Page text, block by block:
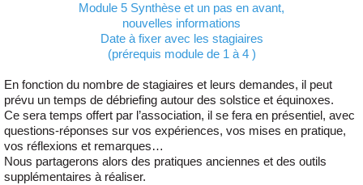
Module 5 Synthèse et un pas en avant,
nouvelles informations
Date à fixer avec les stagiaires
(prérequis module de 1 à 4 )
En fonction du nombre de stagiaires et leurs demandes, il peut
prévu un temps de débriefing autour des solstice et équinoxes.
Ce sera temps offert par l’association, il se fera en présentiel, avec
questions-réponses sur vos expériences, vos mises en pratique,
vos réflexions et remarques…
Nous partagerons alors des pratiques anciennes et des outils
supplémentaires à réaliser.